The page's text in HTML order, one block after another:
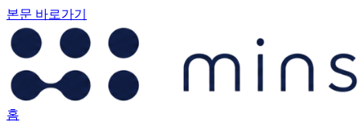
본문 바로가기
홈